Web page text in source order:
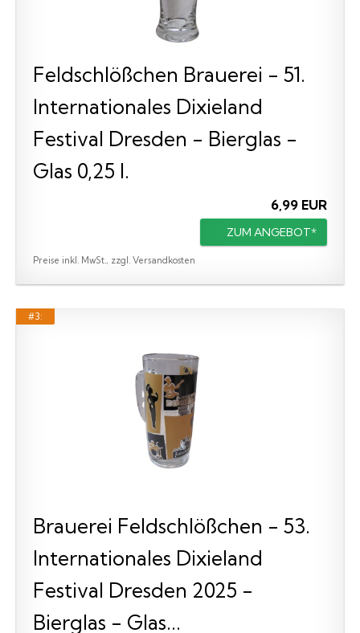
Feldschlößchen Brauerei - 51.
Internationales Dixieland
Festival Dresden - Bierglas -
Glas 0,25 l.
6,99 EUR
ZUM ANGEBOT*
Preise inkl. MwSt., zzgl. Versandkosten
#3:
Brauerei Feldschlößchen - 53.
Internationales Dixieland
Festival Dresden 2025 -
Bierglas - Glas...